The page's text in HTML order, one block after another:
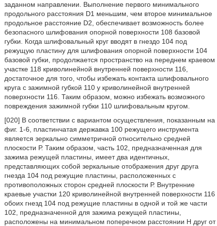
заданном направлении. Выполнение первого минимального
продольного расстояния D1 меньшим, чем второе минимальное
продольное расстояние D2, обеспечивает возможность более
безопасного шлифования опорной поверхности 108 базовой
губки. Когда шлифовальный круг вводят в гнездо 104 под
режущую пластину для шлифования опорной поверхности 104
базовой губки, продолжается пространство на переднем краевом
участке 118 криволинейной внутренней поверхности 116,
достаточное для того, чтобы избежать контакта шлифовального
круга с зажимной губкой 110 у криволинейной внутренней
поверхности 116. Таким образом, можно избежать возможного
повреждения зажимной губки 110 шлифовальным кругом.
[020] В соответствии с вариантом осуществления, показанным на
фиг. 1-6, пластинчатая державка 100 режущего инструмента
является зеркально симметричной относительно средней
плоскости Р. Таким образом, часть 102, предназначенная для
зажима режущей пластины, имеет два идентичных,
представляющих собой зеркальные отображения друг друга
гнезда 104 под режущие пластины, расположенных с
противоположных сторон средней плоскости Р. Внутренние
краевые участки 120 криволинейной внутренней поверхности 116
обоих гнезд 104 под режущие пластины в одной и той же части
102, предназначенной для зажима режущей пластины,
расположены на минимальном поперечном расстоянии Н друг от